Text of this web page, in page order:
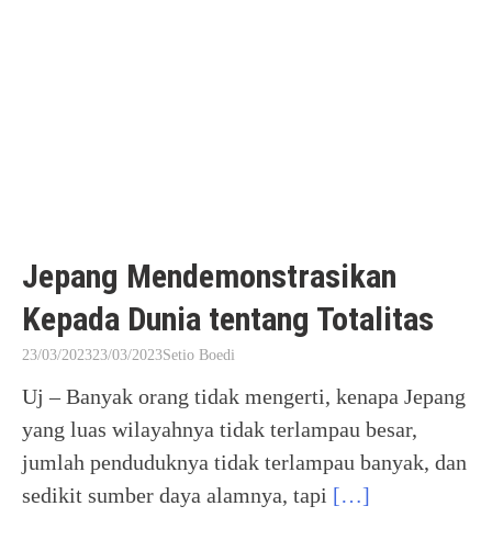
Jepang Mendemonstrasikan
Kepada Dunia tentang Totalitas
23/03/202323/03/2023Setio Boedi
Uj – Banyak orang tidak mengerti, kenapa Jepang
yang luas wilayahnya tidak terlampau besar,
jumlah penduduknya tidak terlampau banyak, dan
sedikit sumber daya alamnya, tapi […]